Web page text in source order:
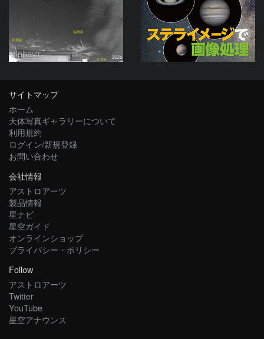
alphavir
サイトマップ
ホーム
天体写真ギャラリーについて
利用規約
ログイン/新規登録
お問い合わせ
会社情報
アストロアーツ
製品情報
星ナビ
星空ガイド
オンラインショップ
プライバシー・ポリシー
Follow
アストロアーツ
Twitter
YouTube
星空アナウンス